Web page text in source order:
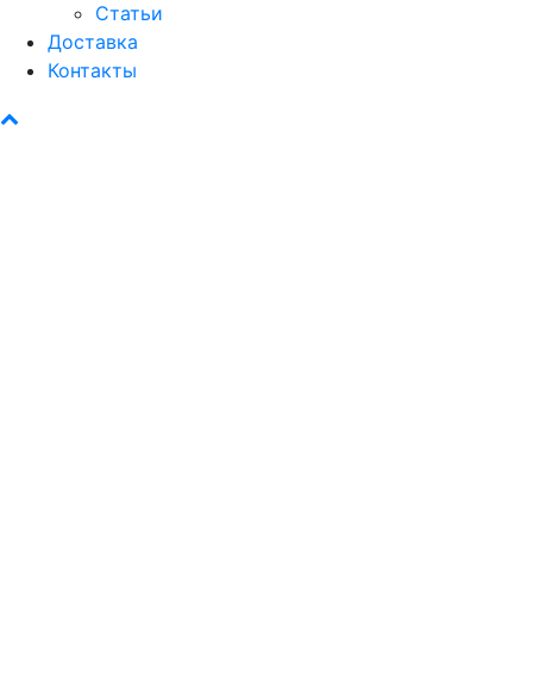
Статьи
Доставка
Контакты